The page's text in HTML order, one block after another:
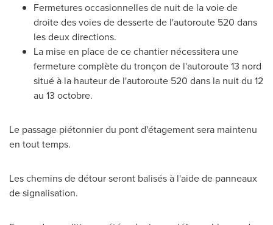
Fermetures occasionnelles de nuit de la voie de
droite des voies de desserte de l'autoroute 520 dans
les deux directions.
La mise en place de ce chantier nécessitera une
fermeture complète du tronçon de l'autoroute 13 nord
situé à la hauteur de l'autoroute 520 dans la nuit du 12
au 13 octobre.
Le passage piétonnier du pont d'étagement sera maintenu
en tout temps.
Les chemins de détour seront balisés à l'aide de panneaux
de signalisation.